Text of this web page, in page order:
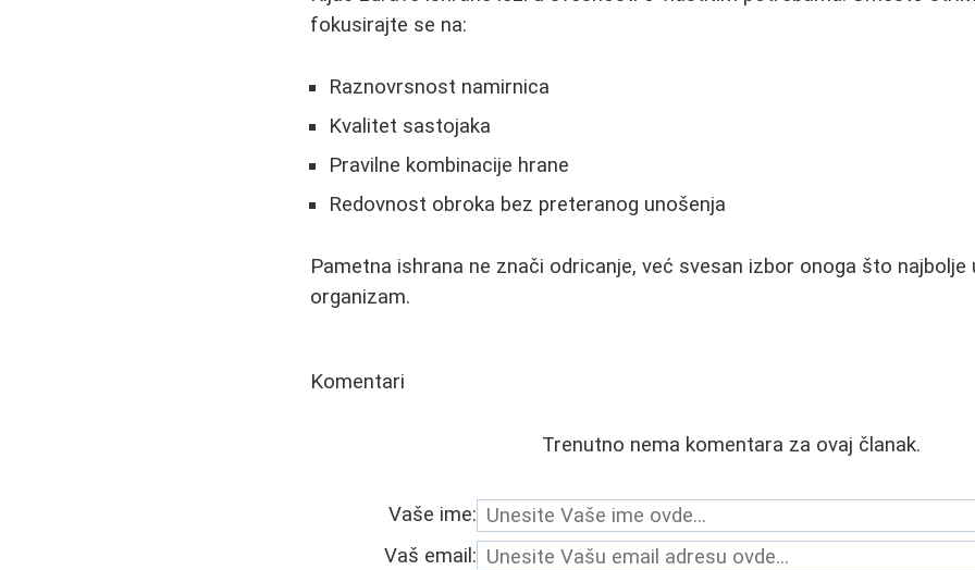
fokusirajte se na:
Raznovrsnost namirnica
Kvalitet sastojaka
Pravilne kombinacije hrane
Redovnost obroka bez preteranog unošenja
Pametna ishrana ne znači odricanje, već svesan izbor onoga što najbolje
organizam.
Komentari
Trenutno nema komentara za ovaj članak.
Vaše ime:
Vaš email: